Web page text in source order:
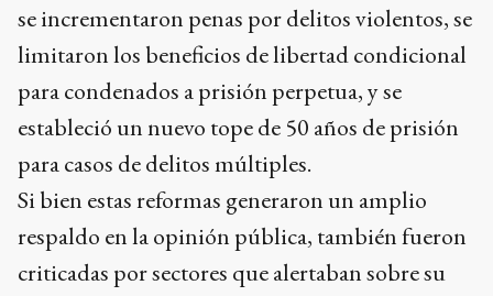
se incrementaron penas por delitos violentos, se
limitaron los beneficios de libertad condicional
para condenados a prisión perpetua, y se
estableció un nuevo tope de 50 años de prisión
para casos de delitos múltiples.
Si bien estas reformas generaron un amplio
respaldo en la opinión pública, también fueron
criticadas por sectores que alertaban sobre su